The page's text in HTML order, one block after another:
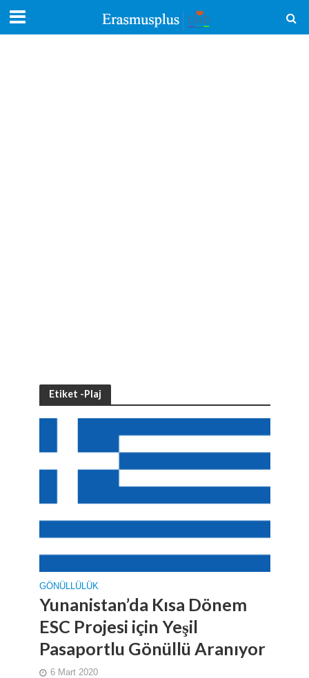
Etiket -Plaj
GÖNÜLLÜLÜK
Yunanistan’da Kısa Dönem
ESC Projesi için Yeşil
Pasaportlu Gönüllü Aranıyor
6 Mart 2020